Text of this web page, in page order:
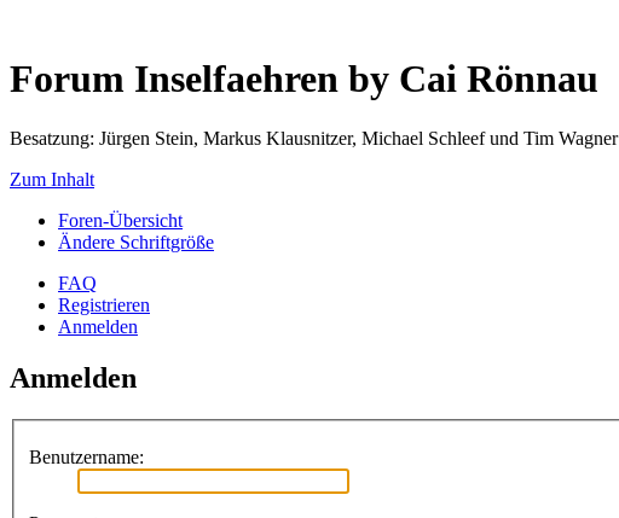
Forum Inselfaehren by Cai Rönnau
Besatzung: Jürgen Stein, Markus Klausnitzer, Michael Schleef und Tim Wagner
Zum Inhalt
Foren-Übersicht
Ändere Schriftgröße
FAQ
Registrieren
Anmelden
Anmelden
Benutzername: